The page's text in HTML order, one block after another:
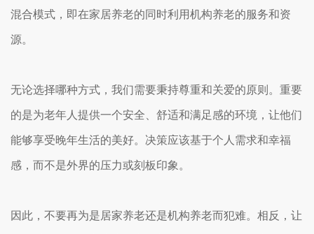
混合模式，即在家居养老的同时利用机构养老的服务和资
源。
无论选择哪种方式，我们需要秉持尊重和关爱的原则。重要
的是为老年人提供一个安全、舒适和满足感的环境，让他们
能够享受晚年生活的美好。决策应该基于个人需求和幸福
感，而不是外界的压力或刻板印象。
因此，不要再为是居家养老还是机构养老而犯难。相反，让